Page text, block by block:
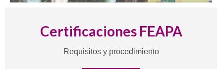
ATe Asociación
Quiénes somos
Certificaciones FEAPA
Requisitos y procedimiento